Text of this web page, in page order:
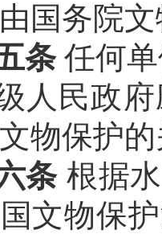
国务院
条 任何
人民政
物保护
条 根据
文物保